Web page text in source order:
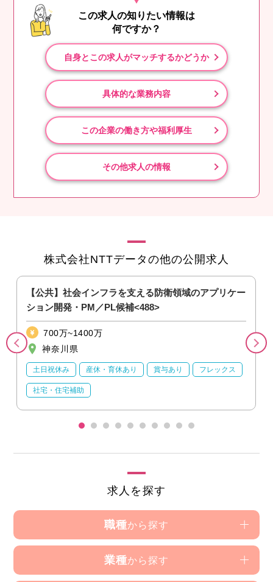
この求人の知りたい情報は
何ですか？
自身とこの求人がマッチするかどうか
具体的な業務内容
この企業の働き方や福利厚生
その他求人の情報
株式会社NTTデータの他の公開求人
【公共】社会インフラを支える防衛領域のアプリケー
ション開発・PM／PL候補<488>
700万~1400万
神奈川県
土日祝休み 産休・育休あり 賞与あり フレックス
社宅・住宅補助
求人を探す
職種から探す
業種から探す